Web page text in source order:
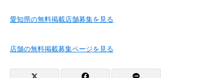
愛知県の無料掲載店舗募集を見る
店舗の無料掲載募集ページを見る